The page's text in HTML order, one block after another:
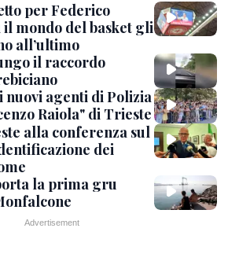
per Federico
il mondo del basket gli
all’ultimo
il raccordo
agenti di Polizia
Raiola" di Trieste
alla conferenza sul
dei
la prima gru